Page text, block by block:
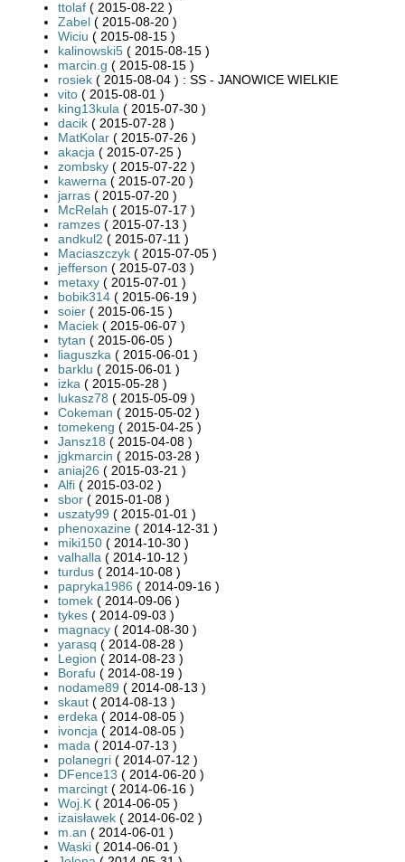
ttolaf ( 2015-08-22 )
Zabel ( 2015-08-20 )
Wiciu ( 2015-08-15 )
kalinowski5 ( 2015-08-15 )
marcin.g ( 2015-08-15 )
rosiek ( 2015-08-04 ) : SS - JANOWICE WIELKIE
vito ( 2015-08-01 )
king13kula ( 2015-07-30 )
dacik ( 2015-07-28 )
MatKolar ( 2015-07-26 )
akacja ( 2015-07-25 )
zombsky ( 2015-07-22 )
kawerna ( 2015-07-20 )
jarras ( 2015-07-20 )
McRelah ( 2015-07-17 )
ramzes ( 2015-07-13 )
andkul2 ( 2015-07-11 )
Maciaszczyk ( 2015-07-05 )
jefferson ( 2015-07-03 )
metaxy ( 2015-07-01 )
bobik314 ( 2015-06-19 )
soier ( 2015-06-15 )
Maciek ( 2015-06-07 )
tytan ( 2015-06-05 )
liaguszka ( 2015-06-01 )
barklu ( 2015-06-01 )
izka ( 2015-05-28 )
lukasz78 ( 2015-05-09 )
Cokeman ( 2015-05-02 )
tomekeng ( 2015-04-25 )
Jansz18 ( 2015-04-08 )
jgkmarcin ( 2015-03-28 )
aniaj26 ( 2015-03-21 )
Alfi ( 2015-03-02 )
sbor ( 2015-01-08 )
uszaty99 ( 2015-01-01 )
phenoxazine ( 2014-12-31 )
miki150 ( 2014-10-30 )
valhalla ( 2014-10-12 )
turdus ( 2014-10-08 )
papryka1986 ( 2014-09-16 )
tomek ( 2014-09-06 )
tykes ( 2014-09-03 )
magnacy ( 2014-08-30 )
yarasq ( 2014-08-28 )
Legion ( 2014-08-23 )
Borafu ( 2014-08-19 )
nodame89 ( 2014-08-13 )
skaut ( 2014-08-13 )
erdeka ( 2014-08-05 )
ivoncja ( 2014-08-05 )
mada ( 2014-07-13 )
polanegri ( 2014-07-12 )
DFence13 ( 2014-06-20 )
marcingt ( 2014-06-16 )
Woj.K ( 2014-06-05 )
izaisławek ( 2014-06-02 )
m.an ( 2014-06-01 )
Waski ( 2014-06-01 )